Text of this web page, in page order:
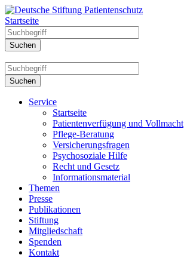
Startseite
Service
Startseite
Patientenverfügung und Vollmacht
Pflege-Beratung
Versicherungsfragen
Psychosoziale Hilfe
Recht und Gesetz
Informationsmaterial
Themen
Presse
Publikationen
Stiftung
Mitgliedschaft
Spenden
Kontakt